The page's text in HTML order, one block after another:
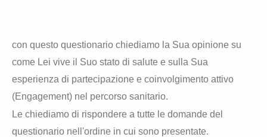
con questo questionario chiediamo la Sua opinione su
come Lei vive il Suo stato di salute e sulla Sua
esperienza di partecipazione e coinvolgimento attivo
(Engagement) nel percorso sanitario.
Le chiediamo di rispondere a tutte le domande del
questionario nell'ordine in cui sono presentate.